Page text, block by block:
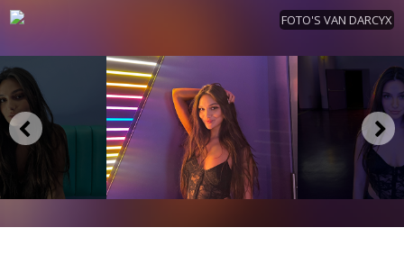
FOTO'S VAN DARCYX